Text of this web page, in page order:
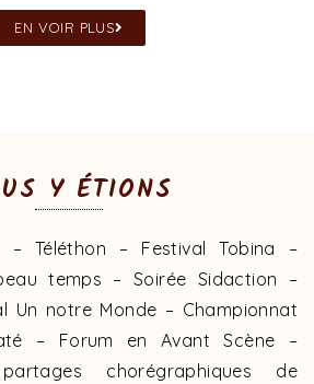
EN VOIR PLUS
Y ÉTIONS
– Téléthon – Festival Tobina –
temps – Soirée Sidaction –
Un notre Monde – Championnat
– Forum en Avant Scène –
chorégraphiques de